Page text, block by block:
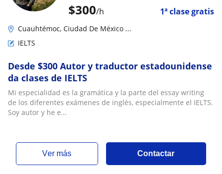
$300/h 1ª clase gratis
Cuauhtémoc, Ciudad De México ...
IELTS
Desde $300 Autor y traductor estadounidense
da clases de IELTS
Mi especialidad es la gramática y la parte del essay writing
de los diferentes exámenes de inglés, especialmente el IELTS.
Soy autor y he e...
ver más Contactar